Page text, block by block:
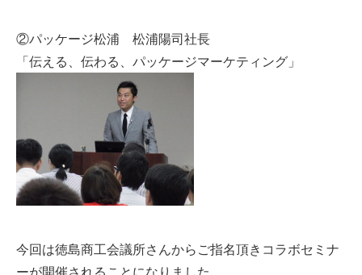
②パッケージ松浦 松浦陽司社長
「伝える、伝わる、パッケージマーケティング」
今回は徳島商工会議所さんからご指名頂きコラボセミナ